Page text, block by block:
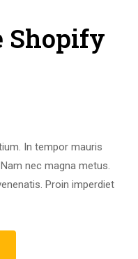
Shopify
In tempor mauris
nec magna metus.
Proin imperdiet